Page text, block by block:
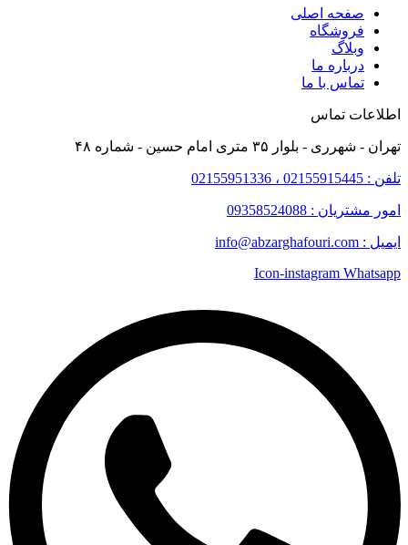
صفحه اصلی
فروشگاه
وبلاگ
درباره ما
تماس با ما
اطلاعات تماس
تهران - شهرری - بلوار ۳۵ متری امام حسین - شماره ۴۸
تلفن : 02155915445 ، 02155951336
امور مشتریان : 09358524088
ایمیل : info@abzarghafouri.com
Icon-instagram Whatsapp